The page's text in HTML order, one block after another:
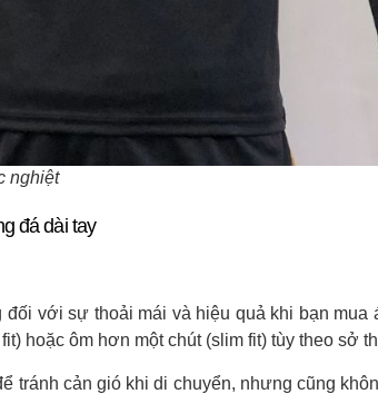
nghiệt
đá dài tay
với sự thoải mái và hiệu quả khi bạn mua
hoặc ôm hơn một chút (slim fit) tùy theo sở
tránh cản gió khi di chuyển, nhưng cũng